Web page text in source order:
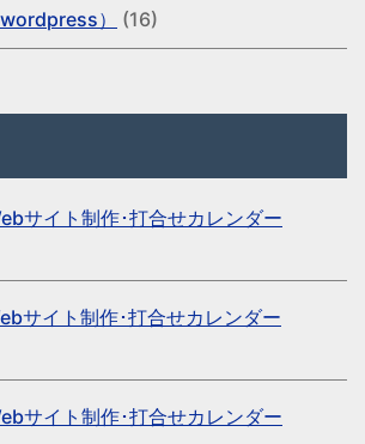
） (16)
サイト制作･打合せカレンダー
サイト制作･打合せカレンダー
サイト制作･打合せカレンダー